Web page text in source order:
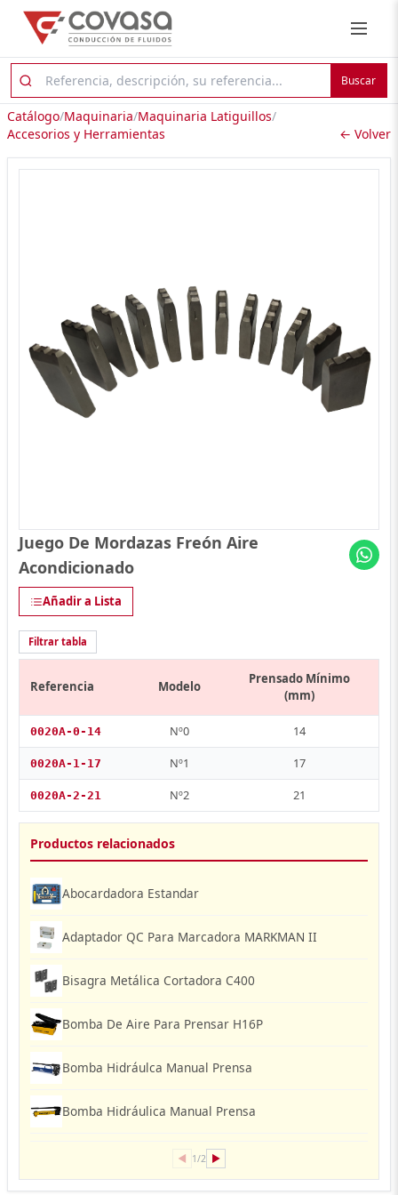
Buscar
Catálogo/Maquinaria/Maquinaria Latiguillos/
Accesorios y Herramientas
← Volver
Juego De Mordazas Freón Aire
Acondicionado
Añadir a Lista
Filtrar tabla
Referencia Modelo
Prensado Mínimo
(mm)
0020A-0-14 Nº0 14
0020A-1-17 Nº1 17
0020A-2-21 Nº2 21
Productos relacionados
Abocardadora Estandar
Adaptador QC Para Marcadora MARKMAN II
Bisagra Metálica Cortadora C400
Bomba De Aire Para Prensar H16P
Bomba Hidráulca Manual Prensa
Bomba Hidráulica Manual Prensa
◀ 1/2 ▶